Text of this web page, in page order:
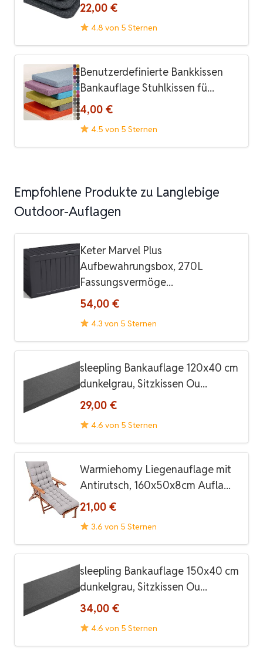
22,00 €
4.8 von 5 Sternen
Benutzerdefinierte Bankkissen
Bankauflage Stuhlkissen fü...
4,00 €
4.5 von 5 Sternen
Empfohlene Produkte zu Langlebige
Outdoor-Auflagen
Keter Marvel Plus
Aufbewahrungsbox, 270L
Fassungsvermöge...
54,00 €
4.3 von 5 Sternen
sleepling Bankauflage 120x40 cm
dunkelgrau, Sitzkissen Ou...
29,00 €
4.6 von 5 Sternen
Warmiehomy Liegenauflage mit
Antirutsch, 160x50x8cm Aufla...
21,00 €
3.6 von 5 Sternen
sleepling Bankauflage 150x40 cm
dunkelgrau, Sitzkissen Ou...
34,00 €
4.6 von 5 Sternen